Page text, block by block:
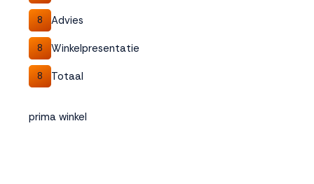
8 Advies
8 Winkelpresentatie
8 Totaal
prima winkel